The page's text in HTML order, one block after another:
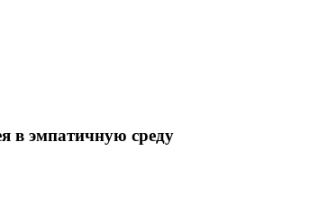
в эмпатичную среду